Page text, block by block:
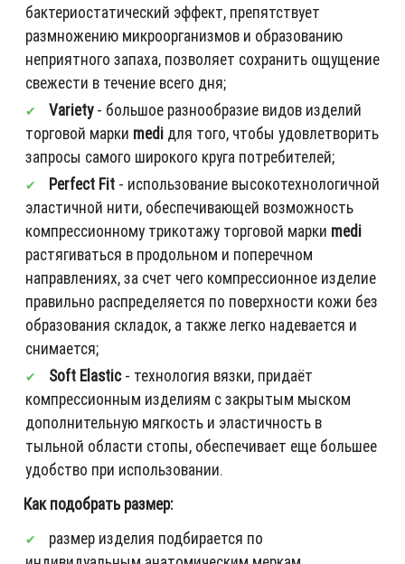
бактериостатический эффект, препятствует
размножению микроорганизмов и образованию
неприятного запаха, позволяет сохранить ощущение
свежести в течение всего дня;
Variety- большое разнообразие видов изделий
торговой марки medi для того, чтобы удовлетворить
запросы самого широкого круга потребителей;
Perfect Fit - использование высокотехнологичной
эластичной нити, обеспечивающей возможность
компрессионному трикотажу торговой марки medi
растягиваться в продольном и поперечном
направлениях, за счет чего компрессионное изделие
правильно распределяется по поверхности кожи без
образования складок, а также легко надевается и
снимается;
Soft Elastic- технология вязки, придаёт
компрессионным изделиям с закрытым мыском
дополнительную мягкость и эластичность в
тыльной области стопы, обеспечивает еще большее
удобство при использовании.
Как подобрать размер:
размер изделия подбирается по